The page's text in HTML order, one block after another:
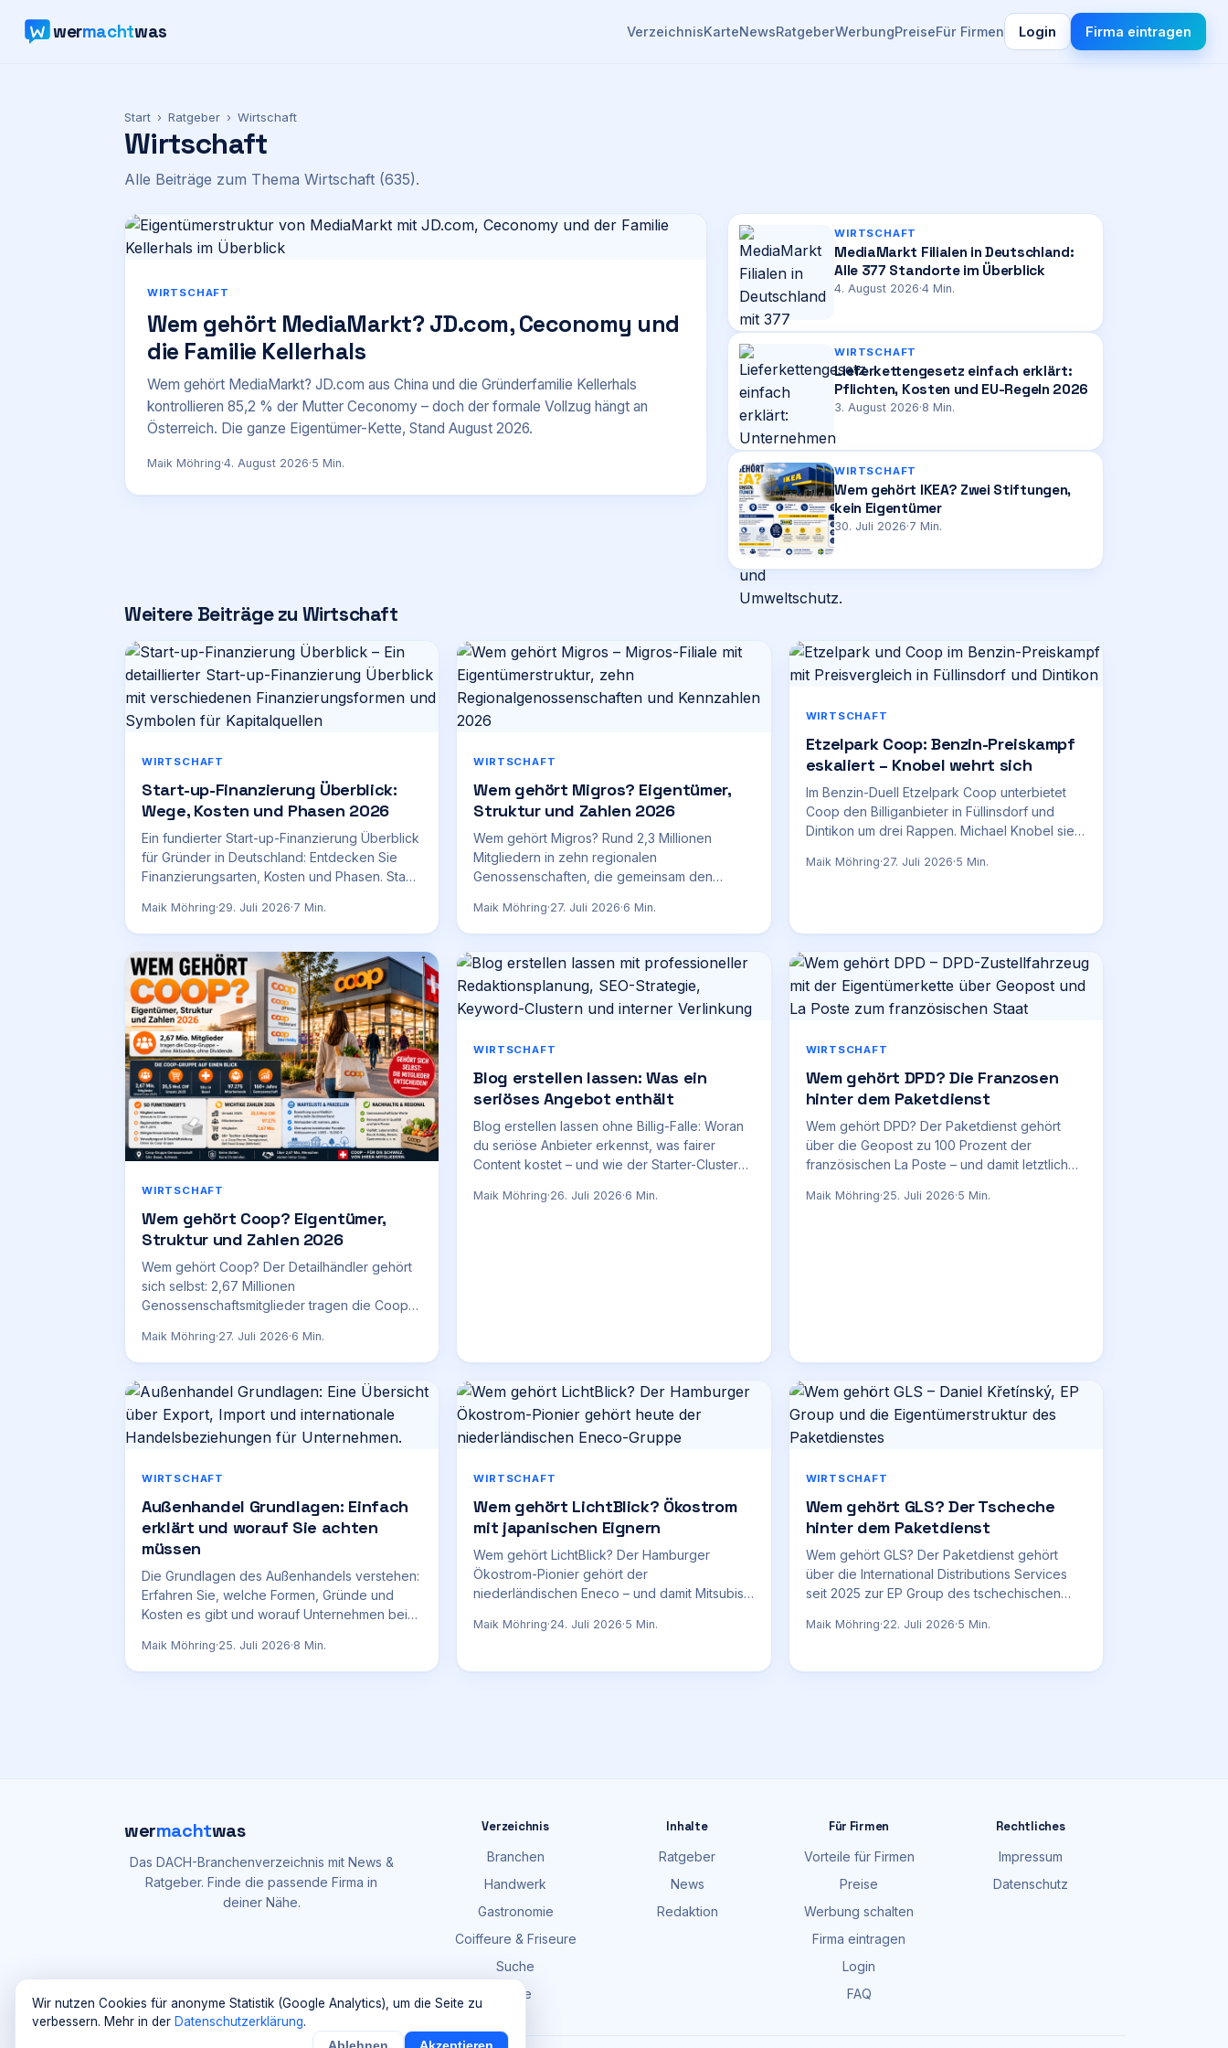
wermachtwas VerzeichnisKarteNewsRatgeberWerbungPreiseFür Firmen Login Firma eintragen
Start › Ratgeber › Wirtschaft
Wirtschaft
Alle Beiträge zum Thema Wirtschaft (635).
WIRTSCHAFT
Wem gehört MediaMarkt? JD.com, Ceconomy und
die Familie Kellerhals
Wem gehört MediaMarkt? JD.com aus China und die Gründerfamilie Kellerhals
kontrollieren 85,2 % der Mutter Ceconomy – doch der formale Vollzug hängt an
Österreich. Die ganze Eigentümer-Kette, Stand August 2026.
Maik Möhring·4. August 2026·5 Min.
WIRTSCHAFT
MediaMarkt Filialen in Deutschland:
Alle 377 Standorte im Überblick
4. August 2026·4 Min.
WIRTSCHAFT
Lieferkettengesetz einfach erklärt:
Pflichten, Kosten und EU-Regeln 2026
3. August 2026·8 Min.
WIRTSCHAFT
Wem gehört IKEA? Zwei Stiftungen,
kein Eigentümer
30. Juli 2026·7 Min.
Weitere Beiträge zu Wirtschaft
WIRTSCHAFT
Start-up-Finanzierung Überblick:
Wege, Kosten und Phasen 2026
Ein fundierter Start-up-Finanzierung Überblick
für Gründer in Deutschland: Entdecken Sie
Finanzierungsarten, Kosten und Phasen. Stand
Maik Möhring·29. Juli 2026·7 Min.
WIRTSCHAFT
Wem gehört Migros? Eigentümer,
Struktur und Zahlen 2026
Wem gehört Migros? Rund 2,3 Millionen
Mitgliedern in zehn regionalen
Genossenschaften, die gemeinsam den
tragen.
Maik Möhring·27. Juli 2026·6 Min.
WIRTSCHAFT
Etzelpark Coop: Benzin-Preiskampf
eskaliert – Knobel wehrt sich
Im Benzin-Duell Etzelpark Coop unterbietet
Coop den Billiganbieter in Füllinsdorf und
Dintikon um drei Rappen. Michael Knobel sieht
Maik Möhring·27. Juli 2026·5 Min.
WIRTSCHAFT
Wem gehört Coop? Eigentümer,
Struktur und Zahlen 2026
Wem gehört Coop? Der Detailhändler gehört
sich selbst: 2,67 Millionen
Genossenschaftsmitglieder tragen die Coop-
Maik Möhring·27. Juli 2026·6 Min.
WIRTSCHAFT
Blog erstellen lassen: Was ein
seriöses Angebot enthält
Blog erstellen lassen ohne Billig-Falle: Woran
du seriöse Anbieter erkennst, was fairer
Content kostet – und wie der Starter-Cluster
Maik Möhring·26. Juli 2026·6 Min.
WIRTSCHAFT
Wem gehört DPD? Die Franzosen
hinter dem Paketdienst
Wem gehört DPD? Der Paketdienst gehört
über die Geopost zu 100 Prozent der
französischen La Poste – und damit letztlich
Maik Möhring·25. Juli 2026·5 Min.
WIRTSCHAFT
Außenhandel Grundlagen: Einfach
erklärt und worauf Sie achten
müssen
Die Grundlagen des Außenhandels verstehen:
Erfahren Sie, welche Formen, Gründe und
Kosten es gibt und worauf Unternehmen beim
Maik Möhring·25. Juli 2026·8 Min.
WIRTSCHAFT
Wem gehört LichtBlick? Ökostrom
mit japanischen Eignern
Wem gehört LichtBlick? Der Hamburger
Ökostrom-Pionier gehört der
niederländischen Eneco – und damit Mitsubishi
Maik Möhring·24. Juli 2026·5 Min.
WIRTSCHAFT
Wem gehört GLS? Der Tscheche
hinter dem Paketdienst
Wem gehört GLS? Der Paketdienst gehört
über die International Distributions Services
seit 2025 zur EP Group des tschechischen
Maik Möhring·22. Juli 2026·5 Min.
wermachtwas
Das DACH-Branchenverzeichnis mit News &
Ratgeber. Finde die passende Firma in
deiner Nähe.
Verzeichnis
Branchen
Handwerk
Gastronomie
Coiffeure & Friseure
Suche
Karte
Inhalte
Ratgeber
News
Redaktion
Für Firmen
Vorteile für Firmen
Preise
Werbung schalten
Firma eintragen
Login
FAQ
Rechtliches
Impressum
Datenschutz
Wir nutzen Cookies für anonyme Statistik (Google Analytics), um die Seite zu
verbessern. Mehr in der Datenschutzerklärung.